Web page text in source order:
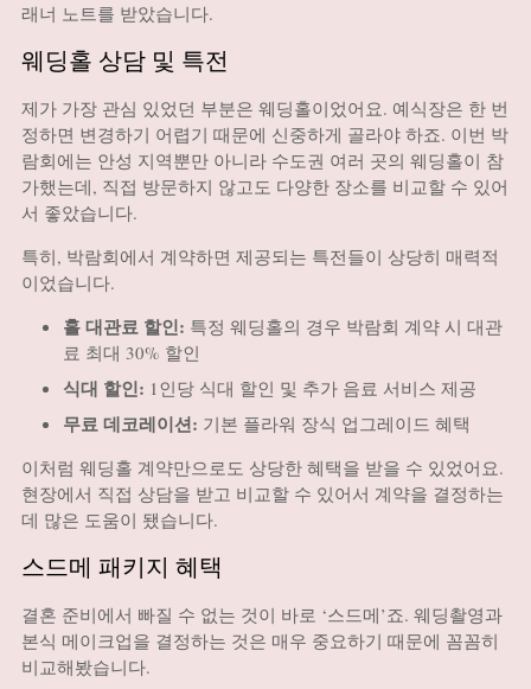
래너 노트를 받았습니다.
웨딩홀 상담 및 특전
제가 가장 관심 있었던 부분은 웨딩홀이었어요. 예식장은 한 번
정하면 변경하기 어렵기 때문에 신중하게 골라야 하죠. 이번 박
람회에는 안성 지역뿐만 아니라 수도권 여러 곳의 웨딩홀이 참
가했는데, 직접 방문하지 않고도 다양한 장소를 비교할 수 있어
서 좋았습니다.
특히, 박람회에서 계약하면 제공되는 특전들이 상당히 매력적
이었습니다.
홀 대관료 할인: 특정 웨딩홀의 경우 박람회 계약 시 대관
료 최대 30% 할인
식대 할인: 1인당 식대 할인 및 추가 음료 서비스 제공
무료 데코레이션: 기본 플라워 장식 업그레이드 혜택
이처럼 웨딩홀 계약만으로도 상당한 혜택을 받을 수 있었어요.
현장에서 직접 상담을 받고 비교할 수 있어서 계약을 결정하는
데 많은 도움이 됐습니다.
스드메 패키지 혜택
결혼 준비에서 빠질 수 없는 것이 바로 ‘스드메’죠. 웨딩촬영과
본식 메이크업을 결정하는 것은 매우 중요하기 때문에 꼼꼼히
비교해봤습니다.